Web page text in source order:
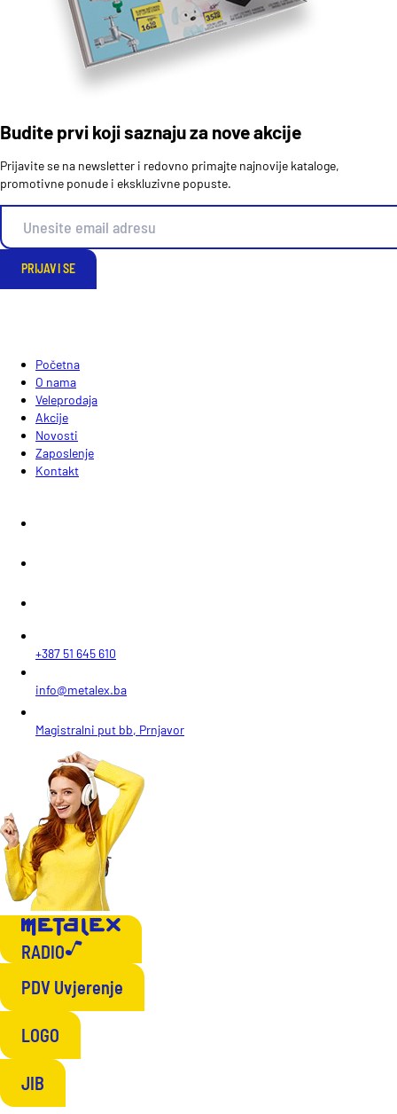
Budite prvi koji saznaju za nove akcije
Prijavite se na newsletter i redovno primajte najnovije kataloge,
promotivne ponude i ekskluzivne popuste.
PRIJAVI SE
Početna
O nama
Veleprodaja
Akcije
Novosti
Zaposlenje
Kontakt
+387 51 645 610
info@metalex.ba
Magistralni put bb, Prnjavor
RADIO
PDV Uvjerenje
LOGO
JIB